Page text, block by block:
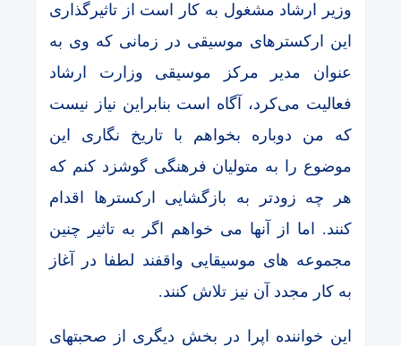
وزیر ارشاد مشغول به کار است از تاثیرگذاری
این ارکسترهای موسیقی در زمانی که وی به
عنوان مدیر مرکز موسیقی وزارت ارشاد
فعالیت می‌کرد، آگاه است بنابراین نیاز نیست
که من دوباره بخواهم با تاریخ نگاری این
موضوع را به متولیان فرهنگی گوشزد کنم که
هر چه زودتر به بازگشایی ارکسترها اقدام
کنند. اما از آنها می خواهم اگر به تاثیر چنین
مجموعه های موسیقایی واقفند لطفا در آغاز
به کار مجدد آن نیز تلاش کنند.
این خواننده اپرا در بخش دیگری از صحبتهای